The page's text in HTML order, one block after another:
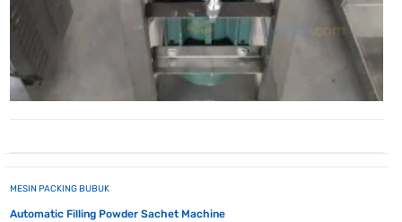
MESIN PACKING BUBUK
Automatic Filling Powder Sachet Machine